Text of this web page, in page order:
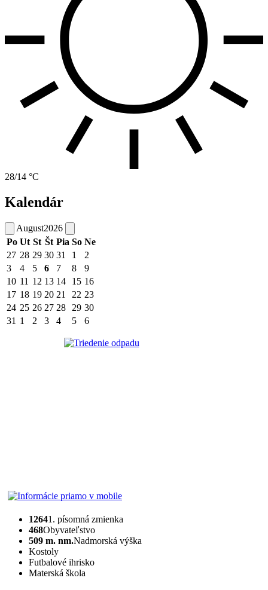
28/14 °C
Kalendár
August2026
Po Ut St Št Pia So Ne
27 28 29 30 31 1
2
3
4 5 6 7 8
9
10 11 12 13 14 15 16
17 18 19 20 21 22 23
24 25 26 27 28 29 30
31 1 2 3 4 5 6
12641. písomná zmienka
468Obyvateľstvo
509 m. nm.Nadmorská výška
Kostoly
Futbalové ihrisko
Materská škola